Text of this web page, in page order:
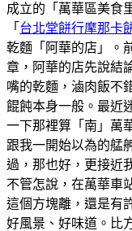
成立的「萬華區美食
「 台北堂餅行摩那卡
乾麵「阿華的店」。
章，阿華的店先說結
嘴的乾麵，滷肉飯不
餛飩本身一般。最近
一下那裡算「南」萬
跟我一開始以為的艋
過，那也好，更接近
不管怎說，在萬華車
這個方塊離，還是有
好風景、好味道。比